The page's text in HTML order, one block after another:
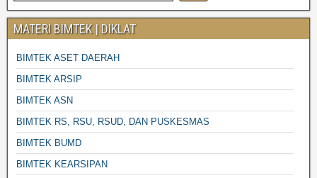
MATERI BIMTEK | DIKLAT
BIMTEK ASET DAERAH
BIMTEK ARSIP
BIMTEK ASN
BIMTEK RS, RSU, RSUD, DAN PUSKESMAS
BIMTEK BUMD
BIMTEK KEARSIPAN